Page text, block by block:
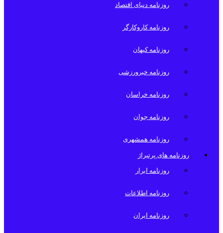
روزنامه دنیای اقتصاد
روزنامه کاروکارگر
روزنامه کیهان
روزنامه خبرورزشی
روزنامه خراسان
روزنامه جوان
روزنامه همشهری
روزنامه های پرتیراژ
روزنامه ابرار
روزنامه اطلاعات
روزنامه ایران